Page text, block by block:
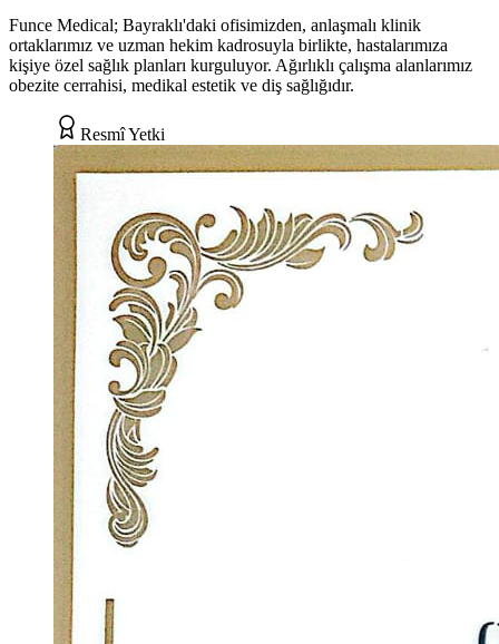
Funce Medical; Bayraklı'daki ofisimizden, anlaşmalı klinik
ortaklarımız ve uzman hekim kadrosuyla birlikte, hastalarımıza
kişiye özel sağlık planları kurguluyor. Ağırlıklı çalışma alanlarımız
obezite cerrahisi, medikal estetik ve diş sağlığıdır.
Resmî Yetki